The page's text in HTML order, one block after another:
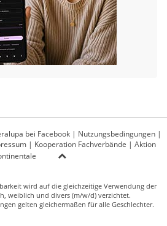
bei Facebook | Nutzungsbedingungen |
| Kooperation Fachverbände | Aktion
wird auf die gleichzeitige Verwendung der
weiblich und divers (m/w/d) verzichtet.
gelten gleichermaßen für alle Geschlechter.